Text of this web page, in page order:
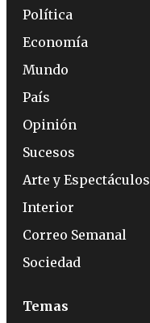
Política
Economía
Mundo
País
Opinión
Sucesos
Arte y Espectáculos
Interior
Correo Semanal
Sociedad
Temas